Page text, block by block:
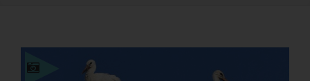
Einzelheiten